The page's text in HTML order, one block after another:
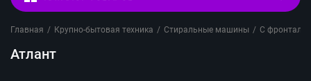
Главная / Крупно-бытовая техника / Стиральные машины / С
Атлант